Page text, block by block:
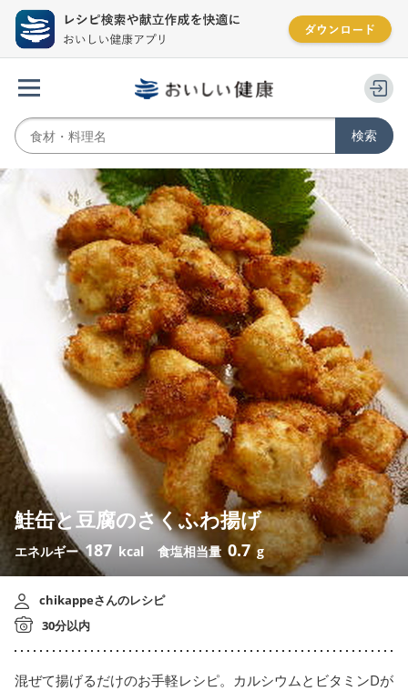
鮭缶と豆腐のさくふわ揚げ
エネルギー187 kcal 食塩相当量 0.7 g
chikappeさんのレシピ
30分以内
混ぜて揚げるだけのお手軽レシピ。カルシウムとビタミンDが